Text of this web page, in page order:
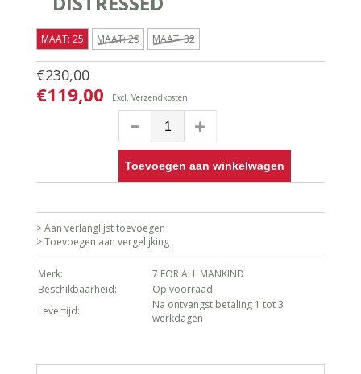
MAAT: 25 MAAT: 29 MAAT: 32
€230,00
€119,00 Excl. Verzendkosten
Toevoegen aan winkelwagen
> Aan verlanglijst toevoegen
> Toevoegen aan vergelijking
Merk:
7 FOR ALL MANKIND
Beschikbaarheid:
Op voorraad
Levertijd:
Na ontvangst betaling 1 tot 3
werkdagen